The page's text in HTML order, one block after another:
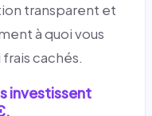
transparent et
à quoi vous
cachés.
investissent